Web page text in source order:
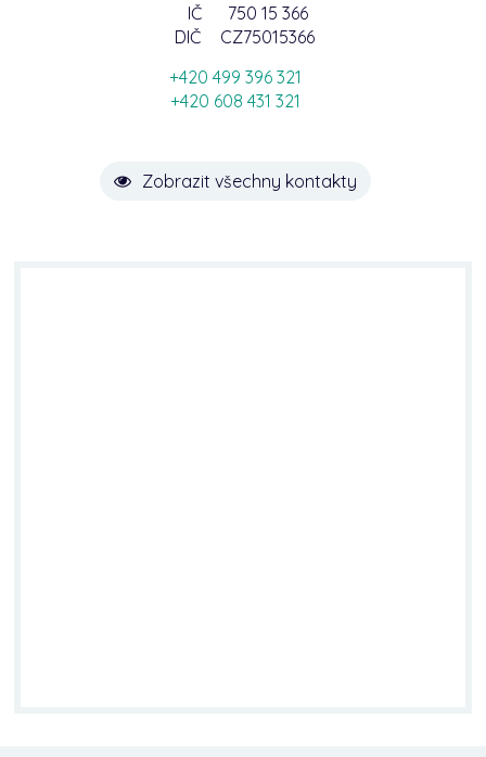
IČ
750 15 366
DIČ
CZ75015366
+420 499 396 321
+420 608 431 321
Zobrazit všechny kontakty